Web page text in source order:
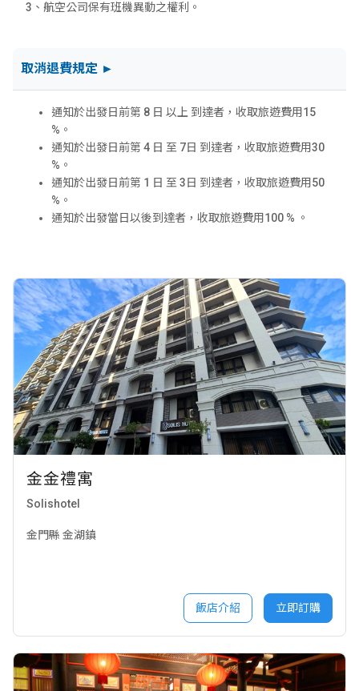
3、航空公司保有班機異動之權利。
取消退費規定 ►
通知於出發日前第 8 日 以上 到達者，收取旅遊費用 15
%。
通知於出發日前第 4 日 至 7日 到達者，收取旅遊費用30
%。
通知於出發日前第 1 日 至 3 日 到達者，收取旅遊費用 50
%。
通知於出發當日以後到達者，收取旅遊費用 100 % 。
金金禮寓
Solishotel
金門縣 金湖鎮
飯店介紹 立即訂購